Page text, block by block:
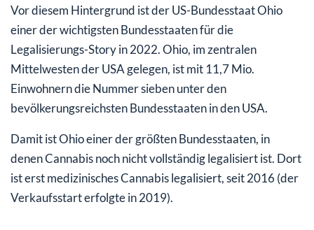
Vor diesem Hintergrund ist der US-Bundesstaat Ohio
einer der wichtigsten Bundesstaaten für die
Legalisierungs-Story in 2022. Ohio, im zentralen
Mittelwesten der USA gelegen, ist mit 11,7 Mio.
Einwohnern die Nummer sieben unter den
bevölkerungsreichsten Bundesstaaten in den USA.
Damit ist Ohio einer der größten Bundesstaaten, in
denen Cannabis noch nicht vollständig legalisiert ist. Dort
ist erst medizinisches Cannabis legalisiert, seit 2016 (der
Verkaufsstart erfolgte in 2019).